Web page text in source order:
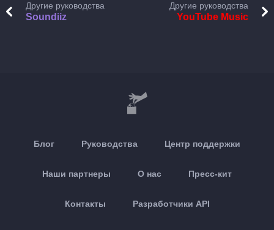
Другие руководства
Soundiiz
Другие руководства
YouTube Music
Блог Руководства Центр поддержки
Наши партнеры О нас Пресс-кит
Контакты Разработчики API